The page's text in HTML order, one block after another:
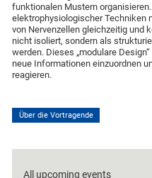
funktionalen Mustern
elektrophysiologischer Techniken
von Nervenzellen gleichzeitig und
nicht isoliert, sondern als
werden. Dieses „modulare
neue Informationen einzuordnen
reagieren.
Über die Vortragende
All upcoming events